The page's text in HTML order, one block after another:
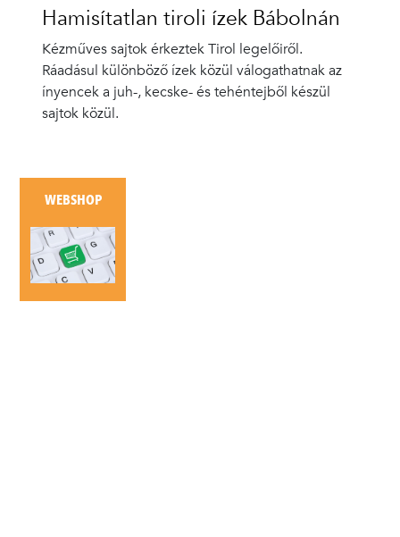
Hamisítatlan tiroli ízek Bábolnán
Kézműves sajtok érkeztek Tirol legelőiről.
Ráadásul különböző ízek közül válogathatnak az
ínyencek a juh-, kecske- és tehéntejből készül
sajtok közül.
WEBSHOP